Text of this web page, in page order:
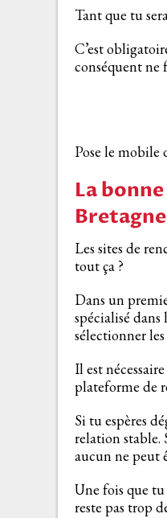
Tant que tu
C’est
conséquent ne
Pose le mobile
La
Les sites de
tout ça ?
Dans un
spécialisé
sélectionner
Il est
plateforme de
Si tu espères
relation stable.
aucun ne peut
Une fois que
reste pas trop